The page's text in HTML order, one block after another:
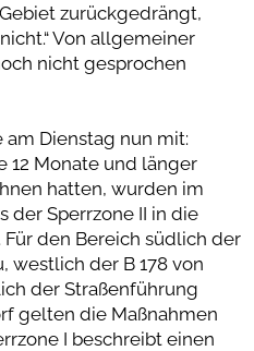
zurückgedrängt,
Von allgemeiner
nicht gesprochen
Dienstag nun mit:
12 Monate und länger
hatten, wurden im
der Sperrzone II in die
den Bereich südlich der
westlich der B 178 von
der Straßenführung
gelten die Maßnahmen
I beschreibt einen